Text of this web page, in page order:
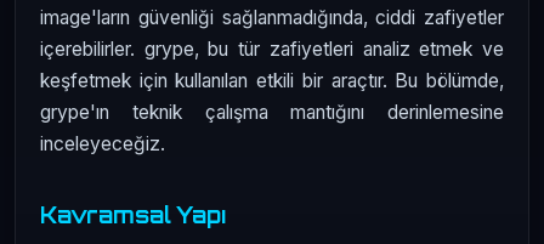
image'ların güvenliği sağlanmadığında, ciddi zafiyetler
içerebilirler. grype, bu tür zafiyetleri analiz etmek ve
keşfetmek için kullanılan etkili bir araçtır. Bu bölümde,
grype'ın teknik çalışma mantığını derinlemesine
inceleyeceğiz.
Kavramsal Yapı